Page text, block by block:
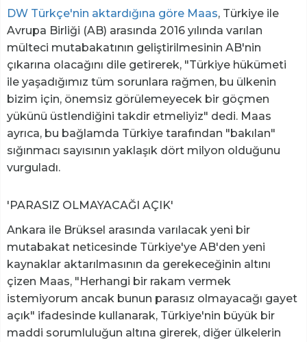
DW Türkçe'nin aktardığına göre Maas, Türkiye ile
Avrupa Birliği (AB) arasında 2016 yılında varılan
mülteci mutabakatının geliştirilmesinin AB'nin
çıkarına olacağını dile getirerek, "Türkiye hükümeti
ile yaşadığımız tüm sorunlara rağmen, bu ülkenin
bizim için, önemsiz görülemeyecek bir göçmen
yükünü üstlendiğini takdir etmeliyiz" dedi. Maas
ayrıca, bu bağlamda Türkiye tarafından "bakılan"
sığınmacı sayısının yaklaşık dört milyon olduğunu
vurguladı.
'PARASIZ OLMAYACAĞI AÇIK'
Ankara ile Brüksel arasında varılacak yeni bir
mutabakat neticesinde Türkiye'ye AB'den yeni
kaynaklar aktarılmasının da gerekeceğinin altını
çizen Maas, "Herhangi bir rakam vermek
istemiyorum ancak bunun parasız olmayacağı gayet
açık" ifadesinde kullanarak, Türkiye'nin büyük bir
maddi sorumluluğun altına girerek, diğer ülkelerin